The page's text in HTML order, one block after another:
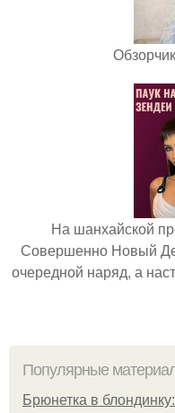
На шанхайской
Совершенно Новый
очередной наряд, а
Популярные
Брюнетка в